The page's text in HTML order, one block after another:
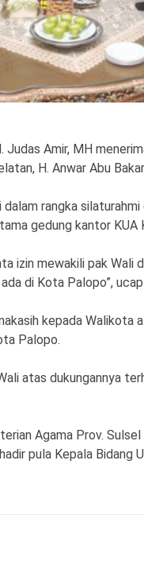
Amir, MH
H. Anwar Abu
dalam rangka
gedung kantor KUA
izin mewakili pak
di Kota Palopo”,
kepada Walikota
Palopo.
atas dukungannya
Agama Prov.
pula Kepala Bidang